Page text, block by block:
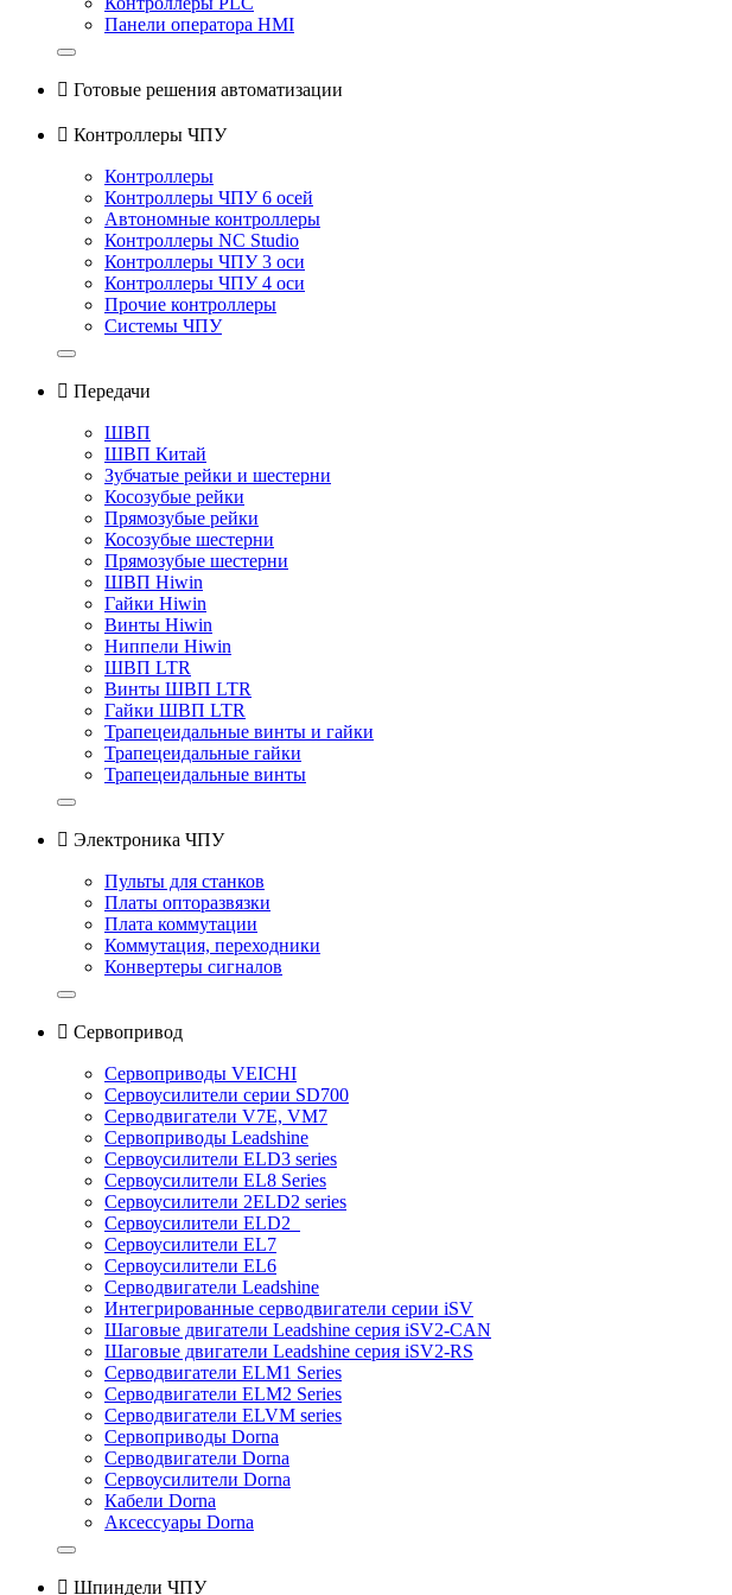
Панели оператора HMI
 Готовые решения автоматизации
 Контроллеры ЧПУ
Контроллеры
Контроллеры ЧПУ 6 осей
Автономные контроллеры
Контроллеры NC Studio
Контроллеры ЧПУ 3 оси
Контроллеры ЧПУ 4 оси
Прочие контроллеры
Системы ЧПУ
 Передачи
ШВП
ШВП Китай
Зубчатые рейки и шестерни
Косозубые рейки
Прямозубые рейки
Косозубые шестерни
Прямозубые шестерни
ШВП Hiwin
Гайки Hiwin
Винты Hiwin
Ниппели Hiwin
ШВП LTR
Винты ШВП LTR
Гайки ШВП LTR
Трапецеидальные винты и гайки
Трапецеидальные гайки
Трапецеидальные винты
 Электроника ЧПУ
Пульты для станков
Платы опторазвязки
Плата коммутации
Коммутация, переходники
Конвертеры сигналов
 Сервопривод
Сервоприводы VEICHI
Сервоусилители серии SD700
Серводвигатели V7E, VM7
Сервоприводы Leadshine
Сервоусилители ELD3 series
Сервоусилители EL8 Series
Сервоусилители 2ELD2 series
Сервоусилители ELD2
Сервоусилители EL7
Сервоусилители EL6
Серводвигатели Leadshine
Интегрированные серводвигатели серии iSV
Шаговые двигатели Leadshine серия iSV2-CAN
Шаговые двигатели Leadshine серия iSV2-RS
Серводвигатели ELM1 Series
Серводвигатели ELM2 Series
Серводвигатели ELVM series
Сервоприводы Dorna
Серводвигатели Dorna
Сервоусилители Dorna
Кабели Dorna
Аксессуары Dorna
 Шпиндели ЧПУ